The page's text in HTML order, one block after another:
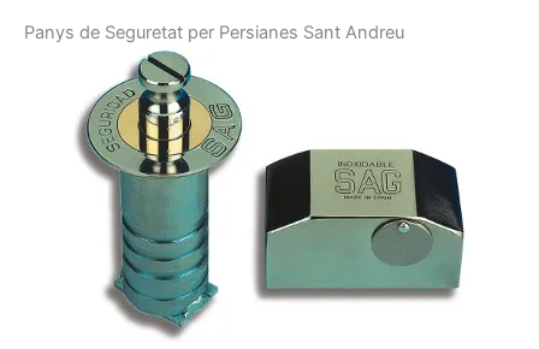
Panys de Seguretat per Persianes Sant Andreu